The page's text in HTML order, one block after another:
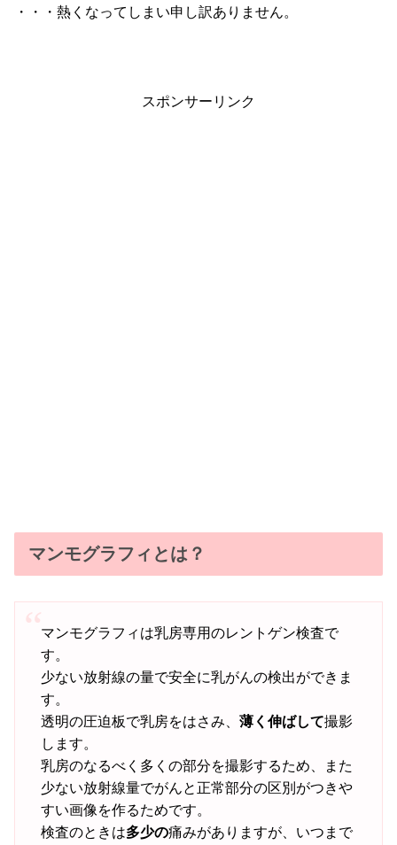
・・・熱くなってしまい申し訳ありません。
スポンサーリンク
マンモグラフィとは？
マンモグラフィは乳房専用のレントゲン検査で
す。
少ない放射線の量で安全に乳がんの検出ができま
す。
透明の圧迫板で乳房をはさみ、 薄く伸ばして撮影
します。
乳房のなるべく多くの部分を撮影するため、また
少ない放射線量でがんと正常部分の区別がつきや
すい画像を作るためです。
検査のときは多少の痛みがありますが、いつまで